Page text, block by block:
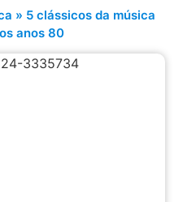
» 5 clássicos da música
anos 80